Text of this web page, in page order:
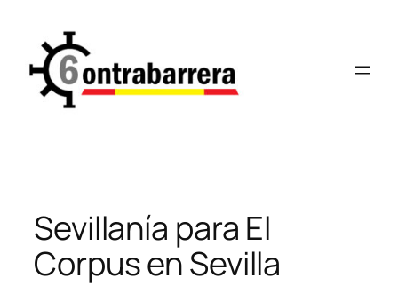
contenido
Sevillanía para El
Corpus en Sevilla